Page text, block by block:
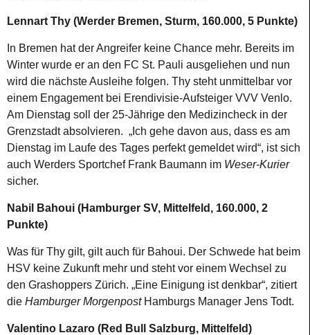
Lennart Thy (Werder Bremen, Sturm, 160.000, 5 Punkte)
In Bremen hat der Angreifer keine Chance mehr. Bereits im
Winter wurde er an den FC St. Pauli ausgeliehen und nun
wird die nächste Ausleihe folgen. Thy steht unmittelbar vor
einem Engagement bei Erendivisie-Aufsteiger VVV Venlo.
Am Dienstag soll der 25-Jährige den Medizincheck in der
Grenzstadt absolvieren. „Ich gehe davon aus, dass es am
Dienstag im Laufe des Tages perfekt gemeldet wird“, ist sich
auch Werders Sportchef Frank Baumann im Weser-Kurier
sicher.
Nabil Bahoui (Hamburger SV, Mittelfeld, 160.000, 2
Punkte)
Was für Thy gilt, gilt auch für Bahoui. Der Schwede hat beim
HSV keine Zukunft mehr und steht vor einem Wechsel zu
den Grashoppers Zürich. „Eine Einigung ist denkbar“, zitiert
die Hamburger MorgenpostHamburgs Manager Jens Todt.
Valentino Lazaro (Red Bull Salzburg, Mittelfeld)